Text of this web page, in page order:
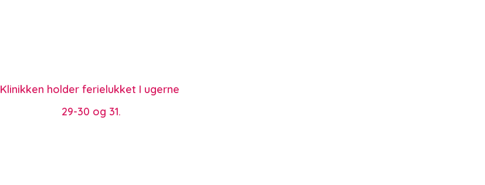
Klinikken holder ferielukket I ugerne
29-30 og 31.